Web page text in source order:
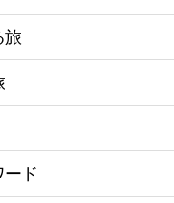
旅
ード